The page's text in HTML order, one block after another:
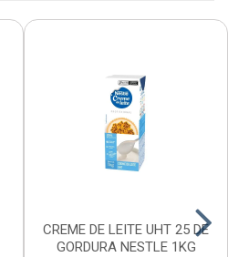
CREME DE LEITE UHT 25 DE
GORDURA NESTLE 1KG